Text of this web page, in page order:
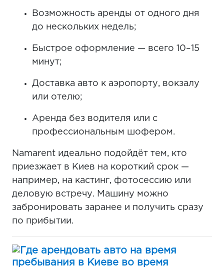
Возможность аренды от одного дня
до нескольких недель;
Быстрое оформление — всего 10–15
минут;
Доставка авто к аэропорту, вокзалу
или отелю;
Аренда без водителя или с
профессиональным шофером.
Namarent идеально подойдёт тем, кто
приезжает в Киев на короткий срок —
например, на кастинг, фотосессию или
деловую встречу. Машину можно
забронировать заранее и получить сразу
по прибытии.